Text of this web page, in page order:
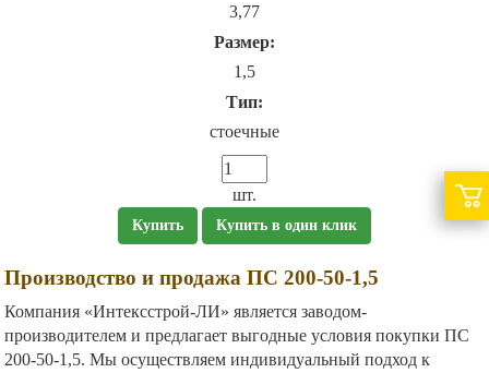
3,77
Размер:
1,5
Тип:
стоечные
шт.
Купить Купить в один клик
Производство и продажа ПС 200-50-1,5
Компания «Интексстрой-ЛИ» является заводом-
производителем и предлагает выгодные условия покупки ПС
200-50-1,5. Мы осуществляем индивидуальный подход к